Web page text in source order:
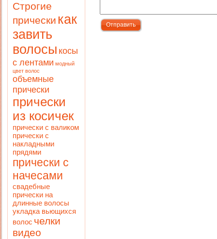
Строгие
прически как
завить
волосы косы
с лентами модный
цвет волос
объемные
прически
прически
из косичек
прически с валиком
прически с
накладными
прядями
прически с
начесами
свадебные
прически на
длинные волосы
укладка вьющихся
волос челки
видео